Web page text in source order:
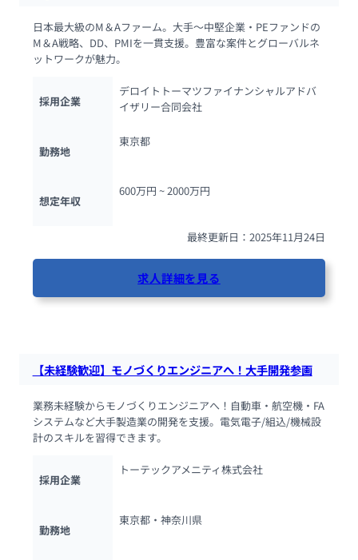
日本最大級のM＆Aファーム。大手～中堅企業・PEファンドの
M＆A戦略、DD、PMIを一貫支援。豊富な案件とグローバルネ
ットワークが魅力。
採用企業
デロイトトーマツファイナンシャルアドバ
イザリー合同会社
勤務地
東京都
想定年収
600万円 ~ 2000万円
最終更新日：2025年11月24日
求人詳細を見る
【未経験歓迎】モノづくりエンジニアへ！大手開発参画
業務未経験からモノづくりエンジニアへ！自動車・航空機・FA
システムなど大手製造業の開発を支援。電気電子/組込/機械設
計のスキルを習得できます。
採用企業
トーテックアメニティ株式会社
勤務地
東京都・神奈川県